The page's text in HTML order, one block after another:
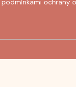
podmínkami ochrany